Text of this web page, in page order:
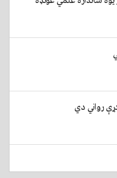
رواني دي